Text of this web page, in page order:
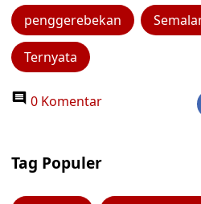
penggerebekan
Ternyata
0 Komentar
Tag Populer